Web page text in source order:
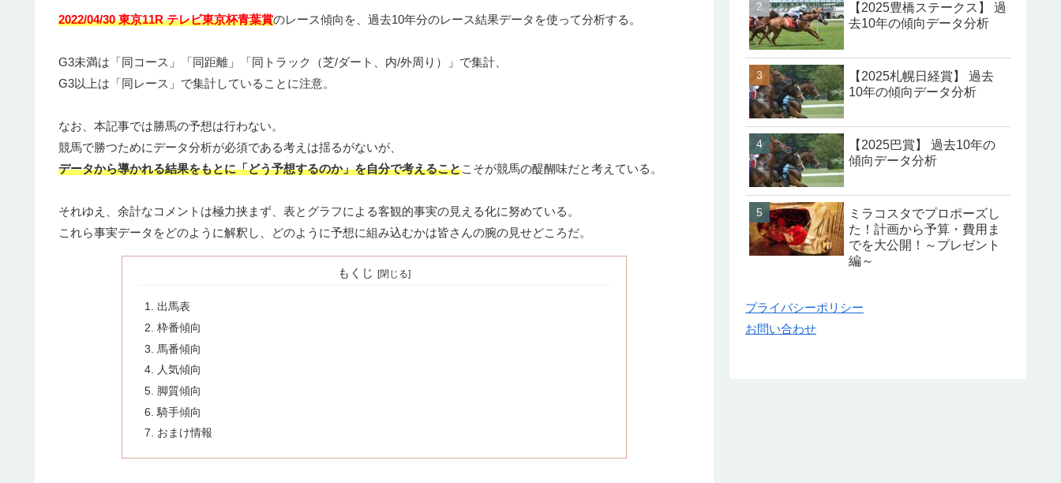
2022/04/30 東京11R テレビ東京杯青葉賞のレース傾向を、過去10年分のレース結果データを使って分析する。
G3未満は「同コース」「同距離」「同トラック（芝/ダート、内/外周り）」で集計、
G3以上は「同レース」で集計していることに注意。
なお、本記事では勝馬の予想は行わない。
競馬で勝つためにデータ分析が必須である考えは揺るがないが、
データから導かれる結果をもとに「どう予想するのか」を自分で考えることこそが競馬の醍醐味だと考えている。
それゆえ、余計なコメントは極力挟まず、表とグラフによる客観的事実の見える化に努めている。
これら事実データをどのように解釈し、どのように予想に組み込むかは皆さんの腕の見せどころだ。
もくじ
出馬表
枠番傾向
馬番傾向
人気傾向
脚質傾向
騎手傾向
おまけ情報
【2025豊橋ステークス】 過
去10年の傾向データ分析
【2025札幌日経賞】 過去
10年の傾向データ分析
【2025巴賞】 過去10年の
傾向データ分析
ミラコスタでプロポーズし
た！計画から予算・費用ま
でを大公開！～プレゼント
編～
プライバシーポリシー
お問い合わせ